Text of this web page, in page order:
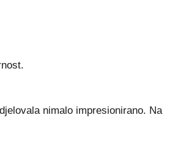
nimalo impresionirano. Na